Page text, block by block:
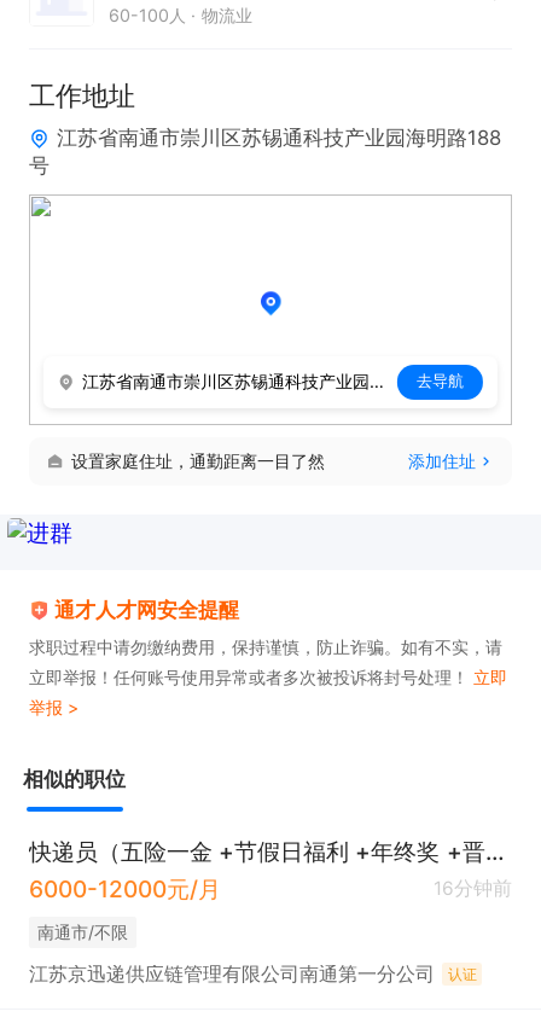
电话。联系时请说在【通才人才网】上看到的！
60-100人 物流业
工作地址
江苏省南通市崇川区苏锡通科技产业园海明路188
号
江苏省南通市崇川区苏锡通科技产业园海明路188号 去导航
设置家庭住址，通勤距离一目了然 添加住址
通才人才网安全提醒
求职过程中请勿缴纳费用，保持谨慎，防止诈骗。如有不实，请
立即举报！任何账号使用异常或者多次被投诉将封号处理！ 立即
举报 >
相似的职位
快递员（五险一金 +节假日福利 +年终奖 +晋升 ）
6000-12000元/月
16分钟前
南通市/不限
江苏京迅递供应链管理有限公司南通第一分公司 认证